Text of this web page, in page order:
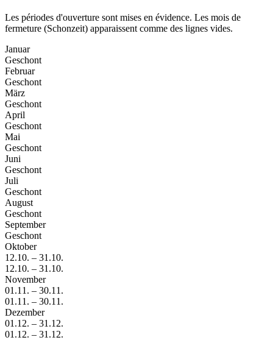
Les périodes d'ouverture sont mises en évidence. Les mois de
fermeture (Schonzeit) apparaissent comme des lignes vides.
Januar
Geschont
Februar
Geschont
März
Geschont
April
Geschont
Mai
Geschont
Juni
Geschont
Juli
Geschont
August
Geschont
September
Geschont
Oktober
12.10. – 31.10.
12.10. – 31.10.
November
01.11. – 30.11.
01.11. – 30.11.
Dezember
01.12. – 31.12.
01.12. – 31.12.